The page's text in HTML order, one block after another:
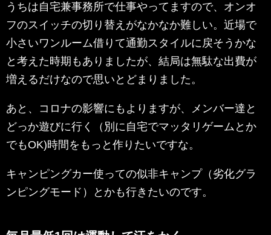
うちは自宅兼事務所で仕事やってますので、オンオ
フのスイッチの切り替えがなかなか難しい。近場で
小さいワンルーム借りて通勤スタイルに戻そうかな
と考えた時期もありましたが、結局は無駄な出費が
増えるだけなので思いとどまりました。
あと、コロナの影響にもよりますが、メンバー達と
どっか遊びに行く（別に自宅でマッタリゲームとか
でもOK)時間をもっと作りたいですな。
キャンピングカー使っての似非キャンプ（劣化グラ
ンピングモード）とかも行きたいのです。